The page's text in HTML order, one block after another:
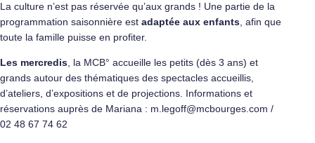
La culture n’est pas réservée qu’aux grands ! Une partie de la
programmation saisonnière est adaptée aux enfants , afin que
toute la famille puisse en profiter.
Les mercredis , la MCB° accueille les petits (dès 3 ans) et
grands autour des thématiques des spectacles accueillis,
d’ateliers, d’expositions et de projections. Informations et
réservations auprès de Mariana : m.legoff@mcbourges.com /
02 48 67 74 62